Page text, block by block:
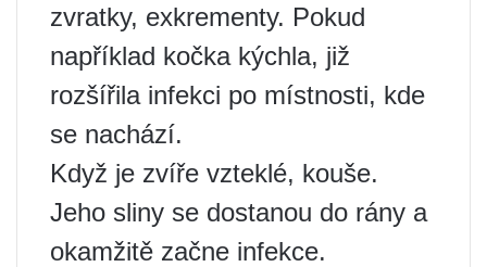
zvratky, exkrementy. Pokud
například kočka kýchla, již
rozšířila infekci po místnosti, kde
se nachází.
Když je zvíře vzteklé, kouše.
Jeho sliny se dostanou do rány a
okamžitě začne infekce.